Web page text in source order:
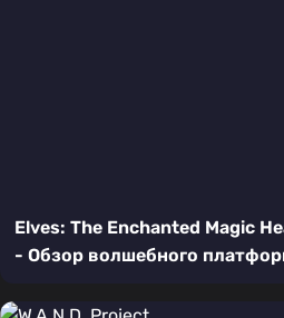
Elves: The Enchanted Magic
- Обзор волшебного